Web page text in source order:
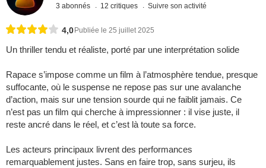
3 abonnés 12 critiques Suivre son activité
4,0 Publiée le 25 juillet 2025
Un thriller tendu et réaliste, porté par une interprétation solide
Rapace s’impose comme un film à l’atmosphère tendue, presque
suffocante, où le suspense ne repose pas sur une avalanche
d’action, mais sur une tension sourde qui ne faiblit jamais. Ce
n’est pas un film qui cherche à impressionner : il vise juste, il
reste ancré dans le réel, et c’est là toute sa force.
Les acteurs principaux livrent des performances
remarquablement justes. Sans en faire trop, sans surjeu, ils